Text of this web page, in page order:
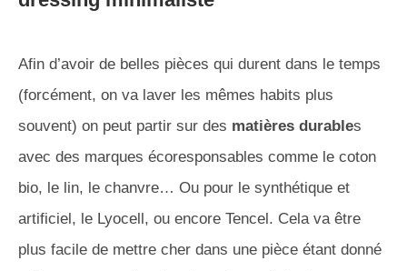
Afin d’avoir de belles pièces qui durent dans le temps
(forcément, on va laver les mêmes habits plus
souvent) on peut partir sur des matières durables
avec des marques écoresponsables comme le coton
bio, le lin, le chanvre… Ou pour le synthétique et
artificiel, le Lyocell, ou encore Tencel. Cela va être
plus facile de mettre cher dans une pièce étant donné